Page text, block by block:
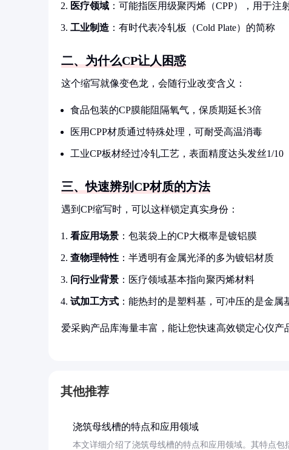
医疗领域 ：可能指医用级聚丙烯（CPP），用于注
工业制造 ：有时代表冷轧板（Cold Plate）的简称
二、为什么CP让人困惑
这个缩写就像变色龙，会随行业改变含义：
食品包装的CP膜能阻隔氧气，保质期延长3倍
医用CPP材质通过特殊处理，可耐受高温消毒
工业CP板材经过冷轧工艺，表面精度达头发丝1/10
三、快速辨别CP材质的方法
遇到CP缩写时，可以这样锁定真实身份：
看应用场景 ：包装袋上的CP大概率是镀铝膜
查物理特性 ：半透明有金属光泽的多为镀铝材质
问行业背景 ：医疗领域基本指向聚丙烯材料
试加工方式 ：能热封的是塑料基，可冲压的是金属
爱采购产品库海量丰富，能让您快速高效锁定心仪产
其他推荐
浇筑母线槽的特点和应用领域
本文详细介绍了浇筑母线槽的特点和应用领域。其特点